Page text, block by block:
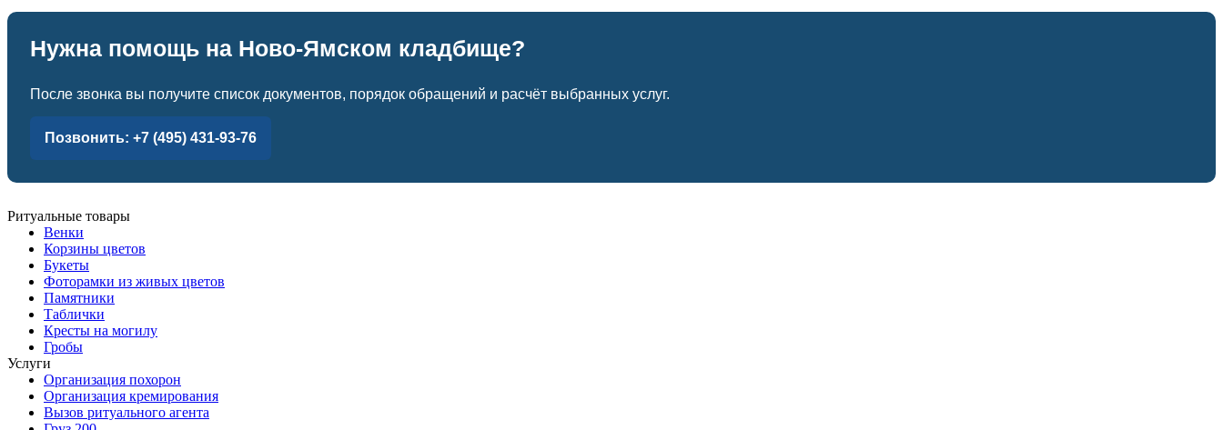
Нужна помощь на Ново-Ямском кладбище?
После звонка вы получите список документов, порядок обращений и расчёт выбранных услуг.
Позвонить: +7 (495) 431-93-76
Ритуальные товары
Венки
Корзины цветов
Букеты
Фоторамки из живых цветов
Памятники
Таблички
Кресты на могилу
Гробы
Услуги
Организация похорон
Организация кремирования
Вызов ритуального агента